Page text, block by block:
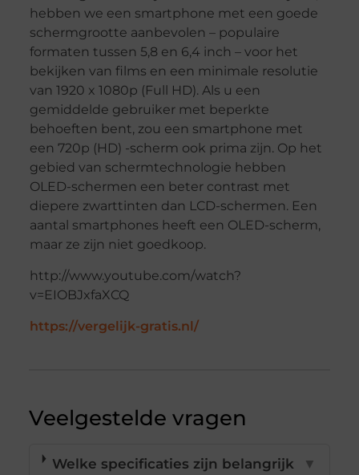
hebben we een smartphone met een goede
schermgrootte aanbevolen – populaire
formaten tussen 5,8 en 6,4 inch – voor het
bekijken van films en een minimale resolutie
van 1920 x 1080p (Full HD). Als u een
gemiddelde gebruiker met beperkte
behoeften bent, zou een smartphone met
een 720p (HD) -scherm ook prima zijn. Op het
gebied van schermtechnologie hebben
OLED-schermen een beter contrast met
diepere zwarttinten dan LCD-schermen. Een
aantal smartphones heeft een OLED-scherm,
maar ze zijn niet goedkoop.
http://www.youtube.com/watch?
v=EIOBJxfaXCQ
https://vergelijk-gratis.nl/
Veelgestelde vragen
Welke specificaties zijn belangrijk
▼